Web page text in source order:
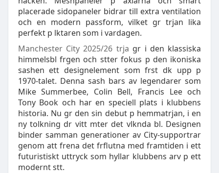
placerade sidopaneler bidrar till extra ventilation
och en modern passform, vilket gr trjan lika
perfekt p lktaren som i vardagen.
Manchester City 2025/26 trja gr i den klassiska
himmelsbl frgen och stter fokus p den ikoniska
sashen ett designelement som frst dk upp p
1970-talet. Denna sash bars av legendarer som
Mike Summerbee, Colin Bell, Francis Lee och
Tony Book och har en speciell plats i klubbens
historia. Nu gr den sin debut p hemmatrjan, i en
ny tolkning dr vitt mter det vlknda bl. Designen
binder samman generationer av City-supportrar
genom att frena det frflutna med framtiden i ett
futuristiskt uttryck som hyllar klubbens arv p ett
modernt stt.